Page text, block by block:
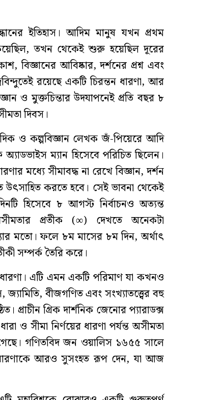
ইতিহাস। আদিম মানুষ যখন প্রথম
তখন থেকেই শুরু হয়েছিল দূরের
বিজ্ঞানের আবিষ্কার, দর্শনের প্রশ্ন এবং
রয়েছে একটি চিরন্তন ধারণা, আর
ও মুক্তচিন্তার উদযাপনেই প্রতি বছর ৮
দিবস।
ও কল্পবিজ্ঞান লেখক জঁ-পিয়েরে আদি
ম্যান হিসেবে পরিচিত ছিলেন।
মধ্যে সীমাবদ্ধ না রেখে বিজ্ঞান, দর্শন
উৎসাহিত করতে হবে। সেই ভাবনা থেকেই
হিসেবে ৮ আগস্ট নির্বাচনও অত্যন্ত
প্রতীক (∞) দেখতে অনেকটা
মতো। ফলে ৮ম মাসের ৮ম দিন, অর্থাৎ
সম্পর্ক তৈরি করে।
এটি এমন একটি পরিমাণ যা কখনও
বীজগণিত এবং সংখ্যাতত্ত্বের বহু
প্রাচীন গ্রিক দার্শনিক জেনোর প্যারাডক্স
সীমা নির্ণয়ের ধারণা পর্যন্ত অসীমতা
গণিতবিদ জন ওয়ালিস ১৬৫৫ সালে
আরও সুসংহত রূপ দেন, যা আজ